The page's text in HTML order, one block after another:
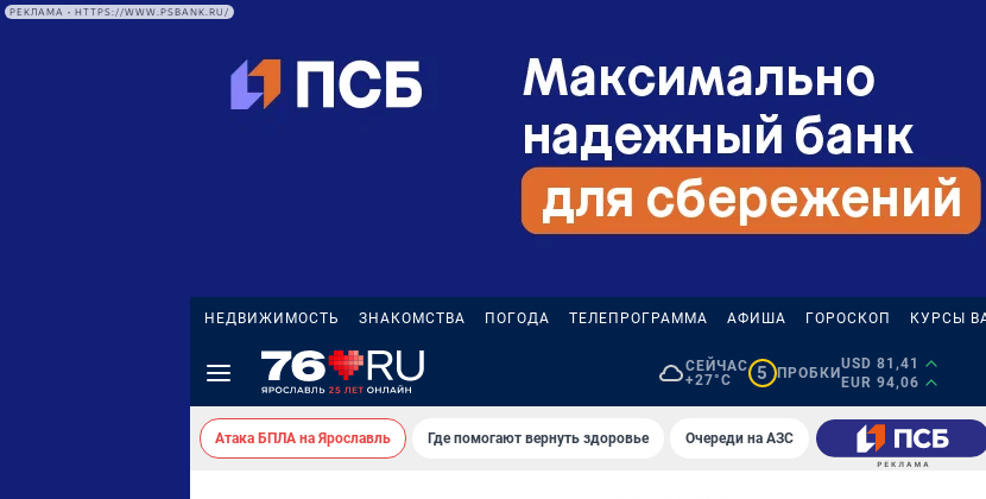
РЕКЛАМА • HTTPS://WWW.PSBANK.RU/
НЕДВИЖИМОСТЬ ЗНАКОМСТВА ПОГОДА ТЕЛЕПРОГРАММА АФИША ГОРОСКОП КУРСЫ
СЕЙЧАС
+27°C
5 ПРОБКИ
USD 81,41
EUR 94,06
Атака БПЛА на Ярославль Где помогают вернуть здоровье Очереди на АЗС